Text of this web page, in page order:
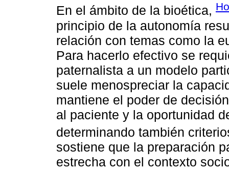
En el ámbito de la bioética,
principio de la autonomía
relación con temas como la
Para hacerlo efectivo se
paternalista a un modelo
suele menospreciar la
mantiene el poder de
al paciente y la oportunidad
determinando también
sostiene que la preparación
estrecha con el contexto